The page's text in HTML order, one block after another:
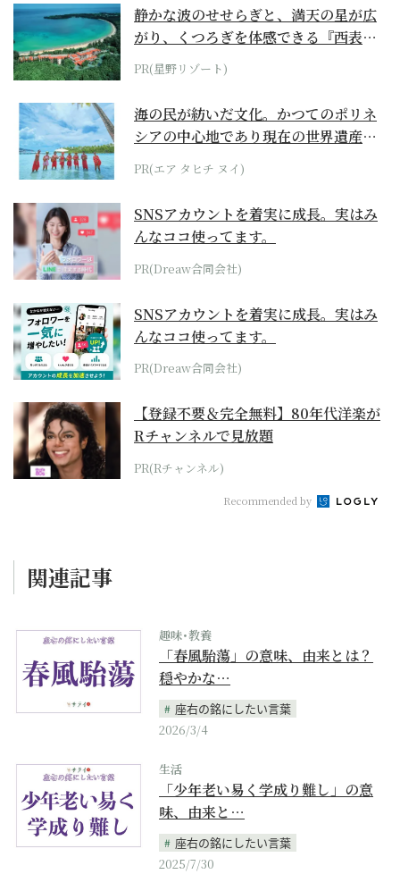
静かな波のせせらぎと、満天の星が広
がり、くつろぎを体感できる『西表島
ホテル by...
PR(星野リゾート)
海の民が紡いだ文化。かつてのポリネ
シアの中心地であり現在の世界遺産か
らみえてくる...
PR(エア タヒチ ヌイ)
SNSアカウントを着実に成長。実はみ
んなココ使ってます。
PR(Dreaw合同会社)
SNSアカウントを着実に成長。実はみ
んなココ使ってます。
PR(Dreaw合同会社)
【登録不要＆完全無料】80年代洋楽が
Rチャンネルで見放題
PR(Rチャンネル)
Recommended by
関連記事
趣味･教養
「春風駘蕩」の意味、由来とは？
穏やかな…
座右の銘にしたい言葉
2026/3/4
生活
「少年老い易く学成り難し」の意
味、由来と…
座右の銘にしたい言葉
2025/7/30